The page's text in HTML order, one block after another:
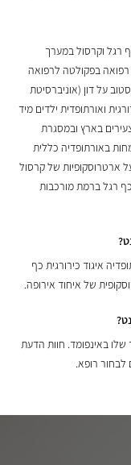
רגל וקרסול במערך
רפואה בפקולטה לרפואה
על דון (אוניברסיטת
ואורתופדית ילדים מיד
בארץ ובמסגרת
באורתופדיה כללית
ארטרוסקופיות של קרסול
רגל ברמת מורכבות
איגוד כירורגית כף
של איחוד אירופה.
באינפומד. חוות הדעת
לבחור רופא.